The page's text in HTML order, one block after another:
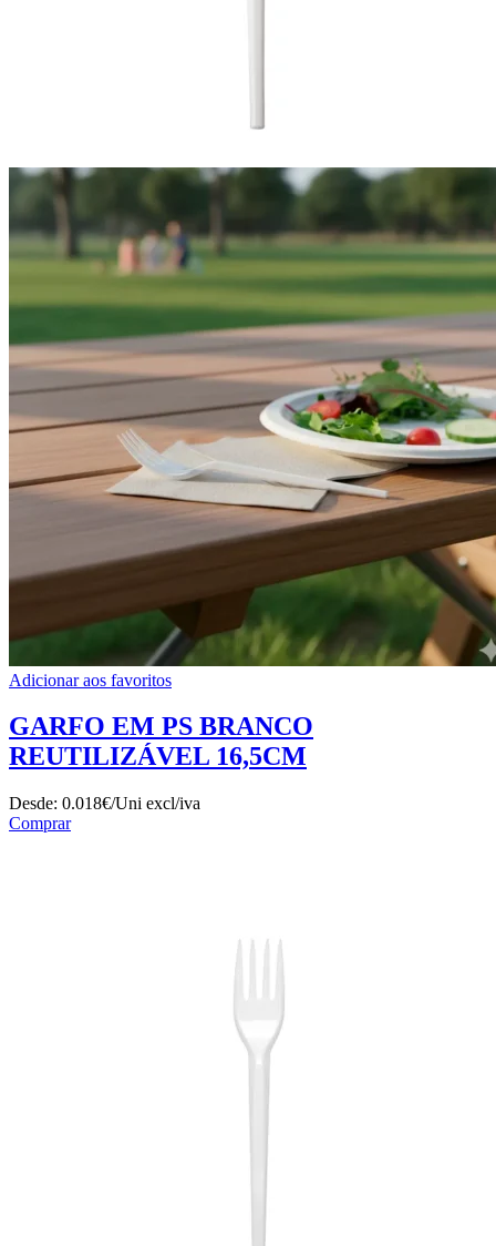
Adicionar aos favoritos
GARFO EM PS BRANCO
REUTILIZÁVEL 16,5CM
Desde: 0.018€/Uni excl/iva
Comprar